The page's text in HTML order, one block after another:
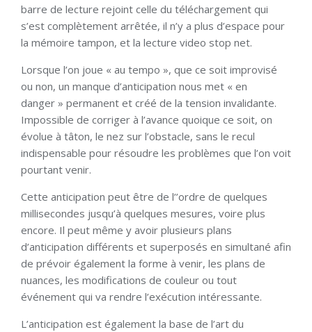
barre de lecture rejoint celle du téléchargement qui
s’est complètement arrêtée, il n’y a plus d’espace pour
la mémoire tampon, et la lecture video stop net.
Lorsque l’on joue « au tempo », que ce soit improvisé
ou non, un manque d’anticipation nous met « en
danger » permanent et créé de la tension invalidante.
Impossible de corriger à l’avance quoique ce soit, on
évolue à tâton, le nez sur l’obstacle, sans le recul
indispensable pour résoudre les problèmes que l’on voit
pourtant venir.
Cette anticipation peut être de l’’ordre de quelques
millisecondes jusqu’à quelques mesures, voire plus
encore. Il peut même y avoir plusieurs plans
d’anticipation différents et superposés en simultané afin
de prévoir également la forme à venir, les plans de
nuances, les modifications de couleur ou tout
événement qui va rendre l’exécution intéressante.
L’anticipation est également la base de l’art du